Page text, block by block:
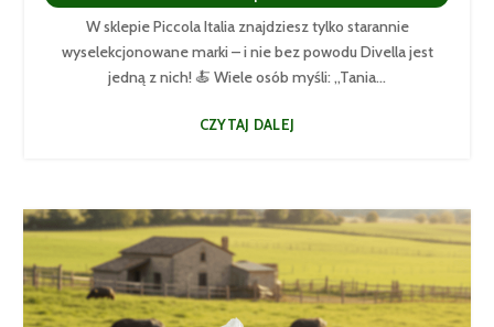
W sklepie Piccola Italia znajdziesz tylko starannie
wyselekcjonowane marki – i nie bez powodu Divella jest
jedną z nich! 🍝 Wiele osób myśli: „Tania...
CZYTAJ DALEJ